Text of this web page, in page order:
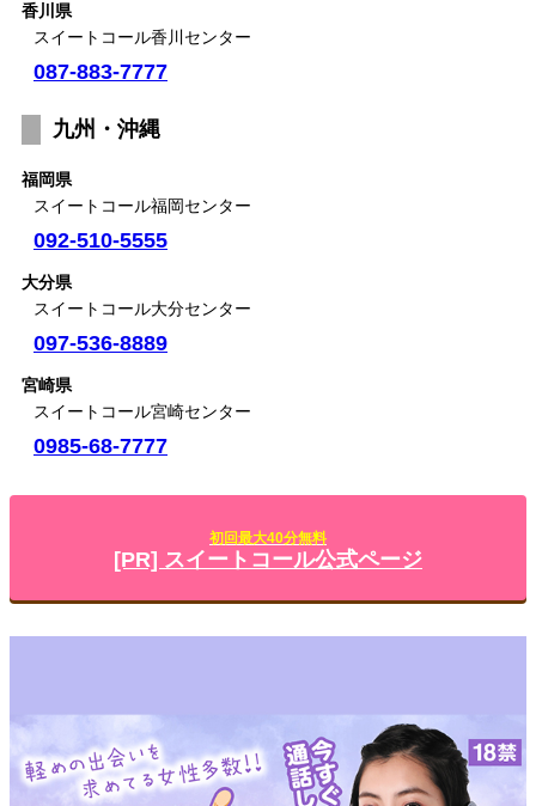
香川県
スイートコール香川センター
087-883-7777
九州・沖縄
福岡県
スイートコール福岡センター
092-510-5555
大分県
スイートコール大分センター
097-536-8889
宮崎県
スイートコール宮崎センター
0985-68-7777
初回最大40分無料
[PR] スイートコール公式ページ